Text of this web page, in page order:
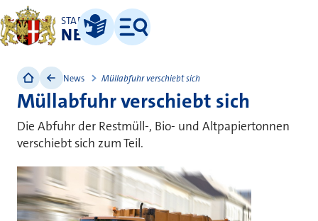
STADT
NEUSS
Leichte Sprache
Menü
News Müllabfuhr verschiebt sich
Müllabfuhr verschiebt sich
Die Abfuhr der Restmüll-, Bio- und Altpapiertonnen
verschiebt sich zum Teil.